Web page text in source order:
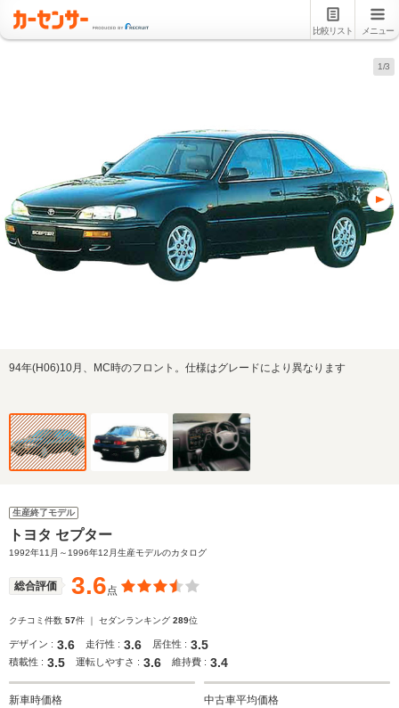
比較リスト メニュー
1/3
94年(H06)10月、MC時のフロント。仕様はグレードにより異なります
生産終了モデル
トヨタ セプター
1992年11月～1996年12月生産モデルのカタログ
総合評価 3.6点
クチコミ件数 57件 ｜ セダンランキング 289位
デザイン : 3.6 走行性 : 3.6 居住性 : 3.5
積載性 : 3.5 運転しやすさ : 3.6 維持費 : 3.4
新車時価格 中古車平均価格